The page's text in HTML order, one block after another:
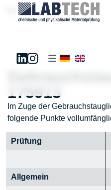
Test181195
175913
Im Zuge der
folgende Punkte
Prüfung
Allgemein